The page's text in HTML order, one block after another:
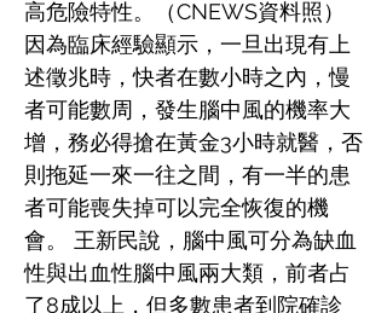
高危險特性。（CNEWS資料照）
因為臨床經驗顯示，一旦出現有上
述徵兆時，快者在數小時之內，慢
者可能數周，發生腦中風的機率大
增，務必得搶在黃金3小時就醫，否
則拖延一來一往之間，有一半的患
者可能喪失掉可以完全恢復的機
會。 王新民說，腦中風可分為缺血
性與出血性腦中風兩大類，前者占
了8成以上，但多數患者到院確診